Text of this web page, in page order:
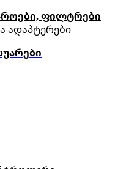
ფილტრები
ადაპტერები